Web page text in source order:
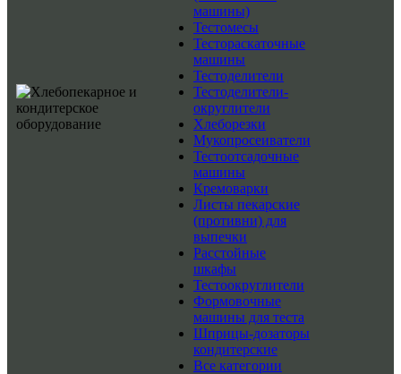
машины)
Тестомесы
Тестораскаточные
машины
Тестоделители
Тестоделители-
округлители
Хлеборезки
Мукопросеиватели
Тестоотсадочные
машины
Кремоварки
Листы пекарские
(противни) для
выпечки
Расстойные
шкафы
Тестоокруглители
Формовочные
машины для теста
Шприцы-дозаторы
кондитерские
Все категории